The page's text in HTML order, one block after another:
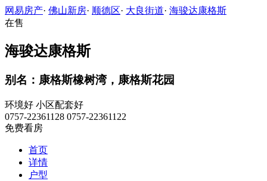
网易房产· 佛山新房· 顺德区· 大良街道· 海骏达康格斯
在售
海骏达康格斯
别名：康格斯橡树湾，康格斯花园
环境好 小区配套好
0757-22361128 0757-22361122
免费看房
首页
详情
户型